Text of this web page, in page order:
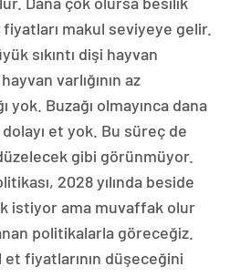
makul seviyeye gelir.
sıkıntı dişi hayvan
varlığının az
yok. Buzağı olmayınca dana
et yok. Bu süreç de
gibi görünmüyor.
2028 yılında beside
istiyor ama muvaffak olur
politikalarla göreceğiz.
et fiyatlarının düşeceğini